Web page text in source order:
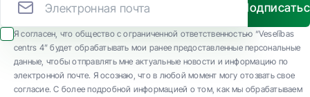
Я согласен, что общество с ограниченной ответственностью “Veselības
centrs 4” будет обрабатывать мои ранее предоставленные персональные
данные, чтобы отправлять мне актуальные новости и информацию по
электронной почте. Я осознаю, что в любой момент могу отозвать свое
согласие. С более подробной информацией о том, как мы обрабатываем